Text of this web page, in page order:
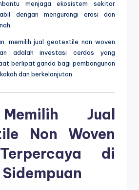
menjaga ekosistem sekitar
dengan mengurangi erosi dan
memilih jual geotextile non woven
adalah investasi cerdas yang
berlipat ganda bagi pembangunan
dan berkelanjutan.
Jual
Non Woven
di